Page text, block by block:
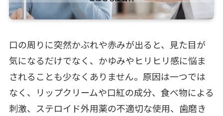
口の周りに突然かぶれや赤みが出ると、見た目が
気になるだけでなく、かゆみやヒリヒリ感に悩ま
されることも少なくありません。原因は一つでは
なく、リップクリームや口紅の成分、食べ物による
刺激、ステロイド外用薬の不適切な使用、歯磨き